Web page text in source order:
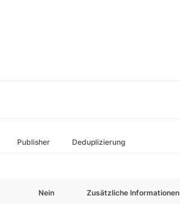
Publisher Deduplizierung
Nein Zusätzliche Informationen